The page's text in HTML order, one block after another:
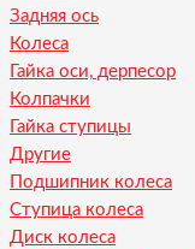
Задняя ось
Колеса
Гайка оси, дерпесор
Колпачки
Гайка ступицы
Другие
Подшипник колеса
Ступица колеса
Диск колеса